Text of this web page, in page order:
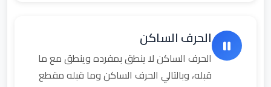
الحرف الساكن
الحرف الساكن لا ينطق بمفرده وينطق مع ما
قبله، وبالتالي الحرف الساكن وما قبله مقطع